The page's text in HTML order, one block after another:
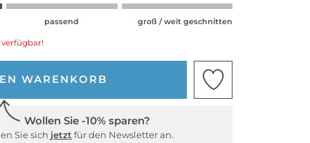
passend groß / weit geschnitten
verfügbar!
WARENKORB
Wollen Sie -10% sparen?
Sie sich jetzt für den Newsletter an.